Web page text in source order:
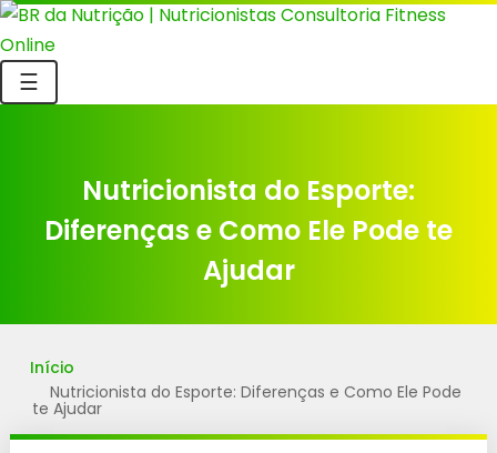
☰
Nutricionista do Esporte:
Diferenças e Como Ele Pode te
Ajudar
Início
Nutricionista do Esporte: Diferenças e Como Ele Pode
te Ajudar